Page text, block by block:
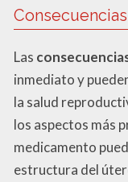
Las
inmediato y
la salud
los aspectos más
medicamento
estructura del